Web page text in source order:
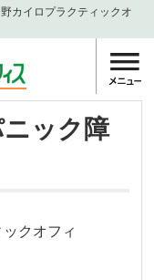
カイロプラクティックオ
ック障
クオフィ